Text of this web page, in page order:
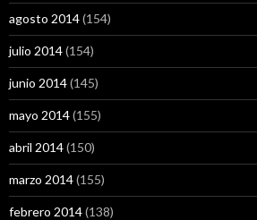
agosto 2014(154)
julio 2014(154)
junio 2014(145)
mayo 2014(155)
abril 2014(150)
marzo 2014(155)
febrero 2014(138)